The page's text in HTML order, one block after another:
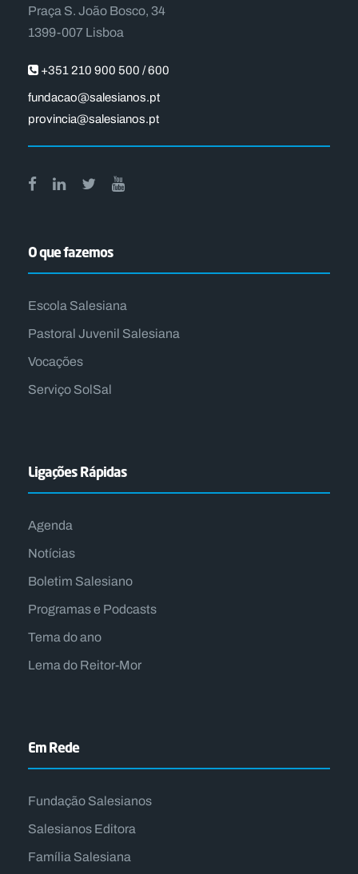
Praça S. João Bosco, 34
1399-007 Lisboa
+351 210 900 500 / 600
fundacao@salesianos.pt
provincia@salesianos.pt
O que fazemos
Escola Salesiana
Pastoral Juvenil Salesiana
Vocações
Serviço SolSal
Ligações Rápidas
Agenda
Notícias
Boletim Salesiano
Programas e Podcasts
Tema do ano
Lema do Reitor-Mor
Em Rede
Fundação Salesianos
Salesianos Editora
Família Salesiana